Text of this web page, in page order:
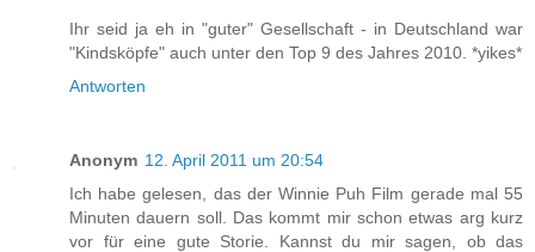
Ihr seid ja eh in "guter" Gesellschaft - in Deutschland war
"Kindsköpfe" auch unter den Top 9 des Jahres 2010. *yikes*
Antworten
Anonym 12. April 2011 um 20:54
Ich habe gelesen, das der Winnie Puh Film gerade mal 55
Minuten dauern soll. Das kommt mir schon etwas arg kurz
vor für eine gute Storie. Kannst du mir sagen, ob das